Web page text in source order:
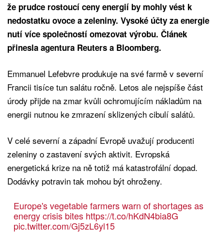
že prudce rostoucí ceny energií by mohly vést k
nedostatku ovoce a zeleniny. Vysoké účty za energie
nutí více společností omezovat výrobu. Článek
přinesla agentura Reuters a Bloomberg.
Emmanuel Lefebvre produkuje na své farmě v severní
Francii tisíce tun salátu ročně. Letos ale nejspíše část
úrody přijde na zmar kvůli ochromujícím nákladům na
energii nutnou ke zmrazení sklizených cibulí salátů.
V celé severní a západní Evropě uvažují producenti
zeleniny o zastavení svých aktivit. Evropská
energetická krize na ně totiž má katastrofální dopad.
Dodávky potravin tak mohou být ohroženy.
Europe's vegetable farmers warn of shortages as
energy crisis bites https://t.co/hKdN4bia8G
pic.twitter.com/Gj5zL6yl15